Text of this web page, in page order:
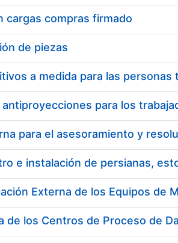
cargas compras firmado
de piezas
e instalación de persianas,